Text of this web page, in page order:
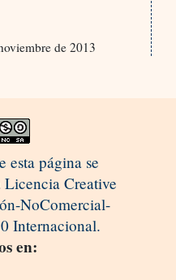
de 2013
esta página se
Creative
NoComercial-
Internacional.
en: